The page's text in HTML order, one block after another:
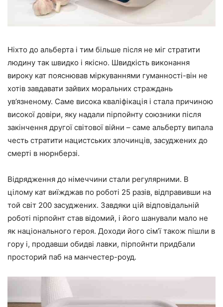
Ніхто до альберта і тим більше після не міг стратити
людину так швидко і якісно. Швидкість виконання
вироку кат пояснював міркуваннями гуманності-він не
хотів завдавати зайвих моральних страждань
ув’язненому. Саме висока кваліфікація і стала причиною
високої довіри, яку надали пірпойнту союзники після
закінчення другої світової війни – саме альберту випала
честь стратити нацистських злочинців, засуджених до
смерті в нюрнберзі.
Відрядження до німеччини стали регулярними. В
цілому кат виїжджав по роботі 25 разів, відправивши на
той світ 200 засуджених. Завдяки цій відповідальній
роботі пірпойнт став відомий, і його шанували мало не
як національного героя. Доходи його сім’ї також пішли в
гору і, продавши обидві лавки, пірпойнти придбали
просторий паб на манчестер-роуд.